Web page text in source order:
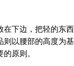
下边，把轻的东西
则以腰部的高度为基
原则。